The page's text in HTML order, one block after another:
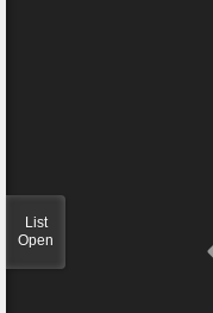
List
Open